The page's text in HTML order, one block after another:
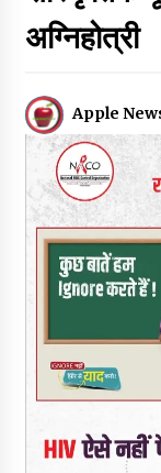
अग्निहोत्री
Apple